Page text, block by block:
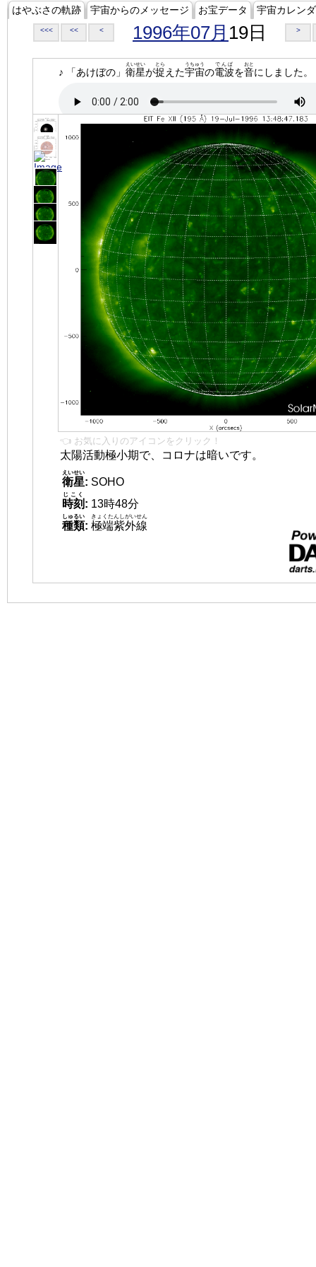
はやぶさの軌跡 宇宙からのメッセージ お宝データ 宇宙カレン
<<< << < 1996年07月 19日 >
♪ 「あけぼの」 衛星
えいせい
が捉
とら
えた宇宙
うちゅう
の電波
でんぱ
を音
おと
にしました。
👈 お気に入りのアイコンをクリック！
太陽活動極小期で、コロナは暗いです。
衛星
えいせい
: SOHO
時刻
じこく
: 13時48分
種類
しゅるい
: 極端紫外線
きょくたんしがいせん